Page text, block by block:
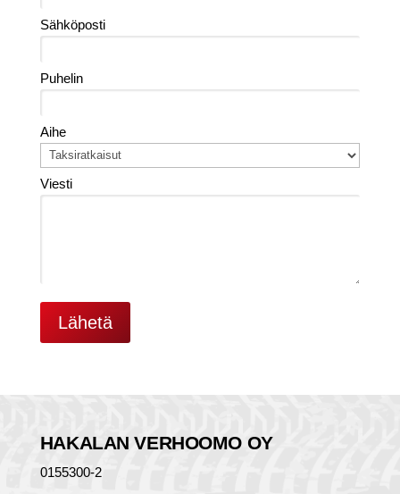
Sähköposti
Puhelin
Aihe
Viesti
HAKALAN VERHOOMO OY
0155300-2